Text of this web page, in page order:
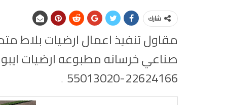
شارك
مقاول تنفيذ اعمال ارضيات بلاط
صناعي خرسانه مطبوعه ارضيات
22624166-55013020
.